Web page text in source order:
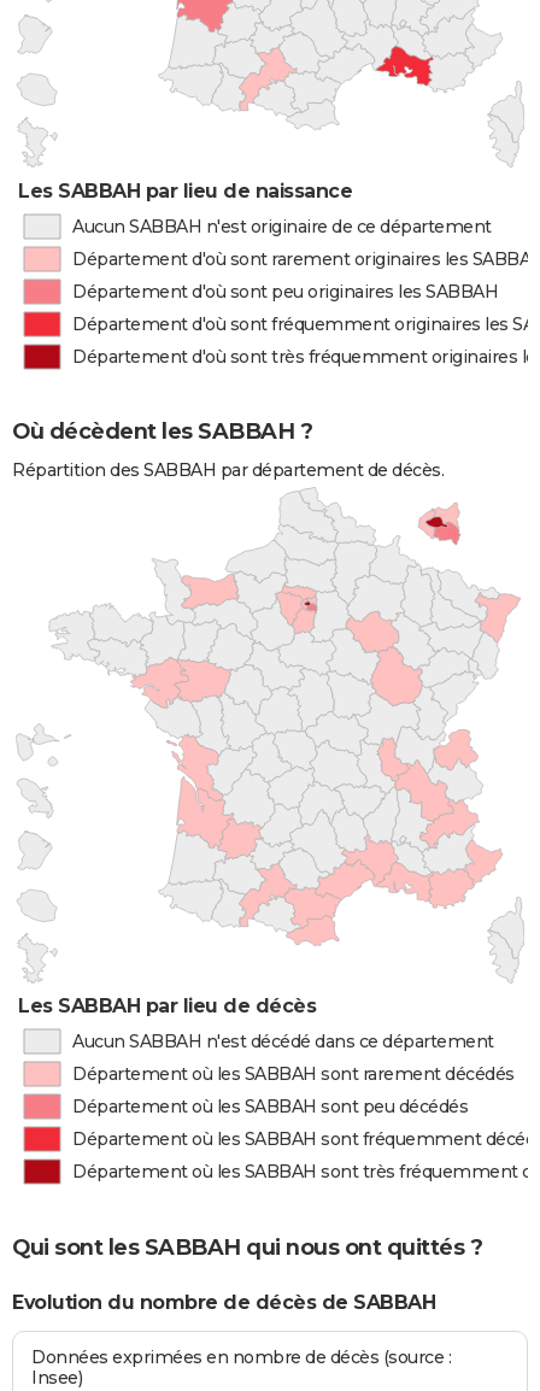
Les SABBAH par lieu de naissance
Aucun SABBAH n'est originaire de ce département
Département d'où sont rarement originaires les
Département d'où sont peu originaires les SABBAH
Département d'où sont fréquemment originaires les
Département d'où sont très fréquemment originaires
Où décèdent les SABBAH ?
Répartition des SABBAH par département de décès.
Les SABBAH par lieu de décès
Aucun SABBAH n'est décédé dans ce département
Département où les SABBAH sont rarement décédés
Département où les SABBAH sont peu décédés
Département où les SABBAH sont fréquemment
Département où les SABBAH sont très fréquemment
Qui sont les SABBAH qui nous ont quittés ?
Evolution du nombre de décès de SABBAH
Données exprimées en nombre de décès (source :
Insee)